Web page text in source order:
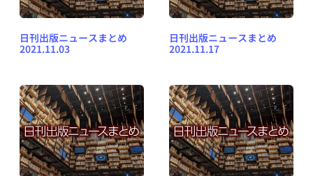
日刊出版ニュースまとめ
2021.11.03
日刊出版ニュースまとめ
2021.11.17